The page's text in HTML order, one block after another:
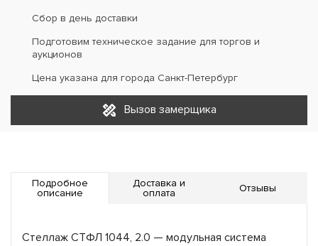
Сбор в день доставки
Подготовим техническое задание для торгов и
аукционов
Цена указана для города Санкт-Петербург
Вызов замерщика
Подробное
описание
Доставка и
оплата
Отзывы
Стеллаж СТФЛ 1044, 2.0 — модульная система